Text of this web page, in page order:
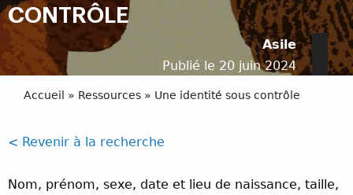
CONTRÔLE
Asile
Publié le 20 juin 2024
Accueil » Ressources » Une identité sous contrôle
< Revenir à la recherche
Nom, prénom, sexe, date et lieu de naissance, taille,